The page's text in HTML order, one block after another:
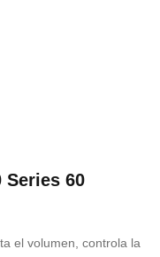
Series 60
el volumen, controla la